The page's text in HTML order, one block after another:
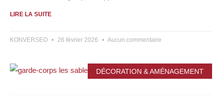
LIRE LA SUITE
KONVERSEO 26 février 2026 Aucun commentaire
DÉCORATION & AMÉNAGEMENT